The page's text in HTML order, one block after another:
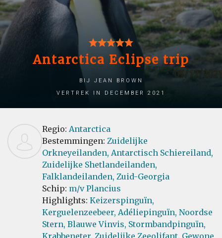
Antarctica Eclipse trip
bij Jean Brown
Vertrek in December 2021
Regio: Antarctica
Bestemmingen: Zuidelijke
Orkneyeilanden, Antarctisch Schiereiland,
Zuidelijke Shetlandeilanden,
Falklandeilanden, Zuid-Georgia
Schip: m/v Plancius
Highlights: Keizerspinguïn,
Kerguelenzeebeer, Adéliepinguïn, Noordse
Stern, Blauwe Vinvis, Stormbandpinguïn,
Krabbeneter, Zuidelijke Zeeolifant, Gewone